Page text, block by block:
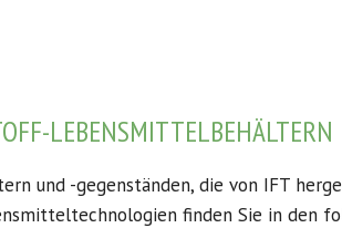
LEBENSMITTELBEHÄLTERN
und -gegenständen, die von IFT
finden Sie in den